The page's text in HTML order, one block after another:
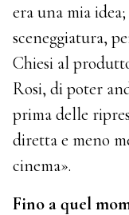
era una mia
sceneggiatura,
Chiesi al
Rosi, di poter
prima delle
diretta e meno
cinema».
Fino a quel